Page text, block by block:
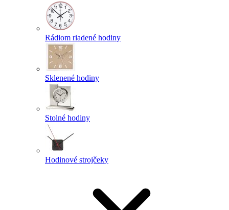
Rádiom riadené hodiny
Sklenené hodiny
Stolné hodiny
Hodinové strojčeky